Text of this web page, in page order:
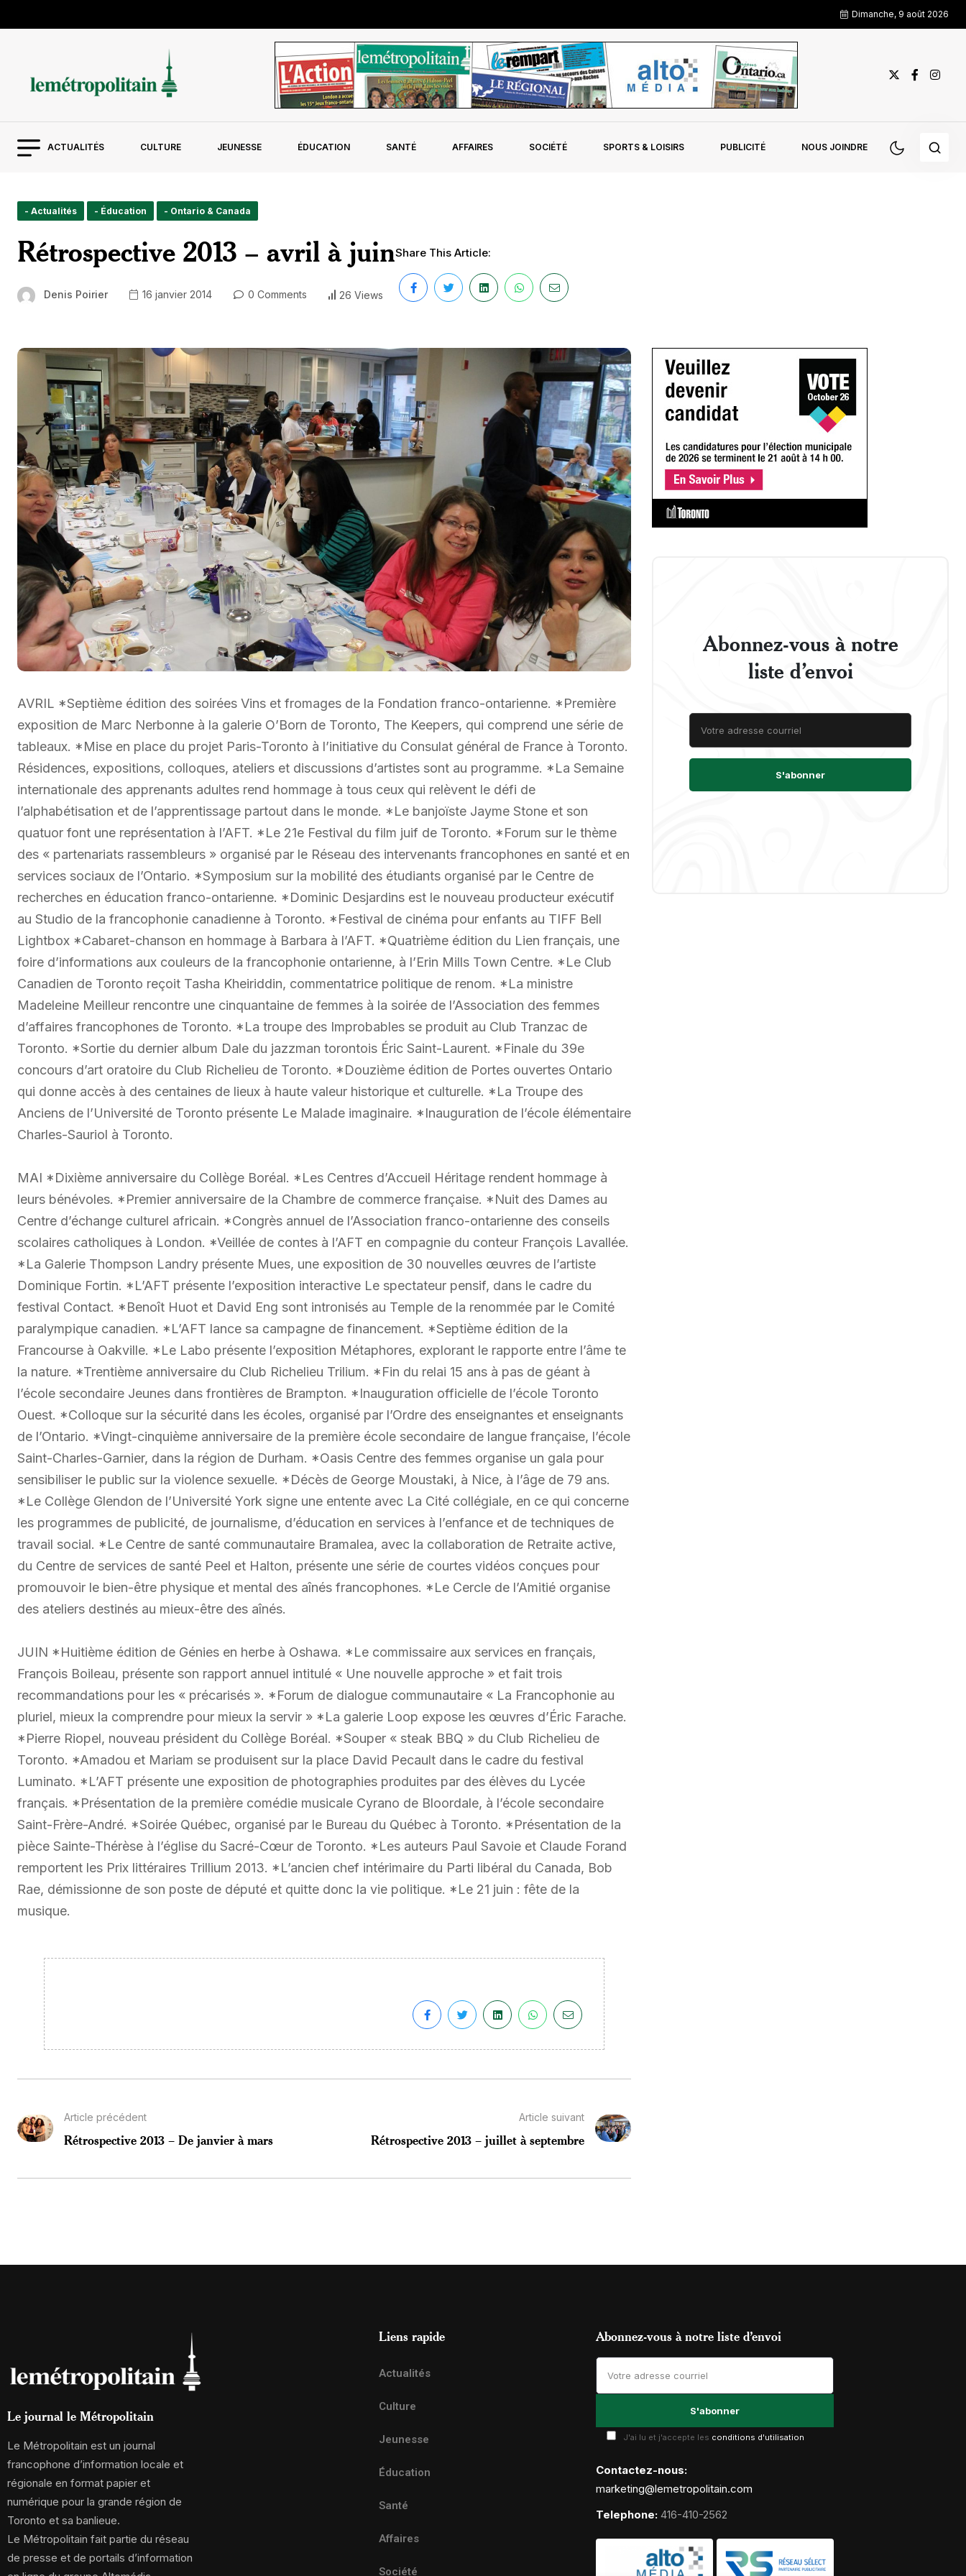
Dimanche, 9 août 2026
ACTUALITÉS CULTURE JEUNESSE ÉDUCATION SANTÉ AFFAIRES SOCIÉTÉ SPORTS & LOISIRS PUBLICITÉ NOUS JOINDRE
- Actualités - Éducation - Ontario & Canada
Rétrospective 2013 – avril à juin
Denis Poirier 16 janvier 2014 0 Comments 26 Views
Share This Article:
AVRIL *Septième édition des soirées Vins et fromages de la Fondation franco-ontarienne. *Première
exposition de Marc Nerbonne à la galerie O’Born de Toronto, The Keepers, qui comprend une série de
tableaux. *Mise en place du projet Paris-Toronto à l’initiative du Consulat général de France à Toronto.
Résidences, expositions, colloques, ateliers et discussions d’artistes sont au programme. *La Semaine
internationale des apprenants adultes rend hommage à tous ceux qui relèvent le défi de
l’alphabétisation et de l’apprentissage partout dans le monde. *Le banjoïste Jayme Stone et son
quatuor font une représentation à l’AFT. *Le 21e Festival du film juif de Toronto. *Forum sur le thème
des « partenariats rassembleurs » organisé par le Réseau des intervenants francophones en santé et en
services sociaux de l’Ontario. *Symposium sur la mobilité des étudiants organisé par le Centre de
recherches en éducation franco-ontarienne. *Dominic Desjardins est le nouveau producteur exécutif
au Studio de la francophonie canadienne à Toronto. *Festival de cinéma pour enfants au TIFF Bell
Lightbox *Cabaret-chanson en hommage à Barbara à l’AFT. *Quatrième édition du Lien français, une
foire d’informations aux couleurs de la francophonie ontarienne, à l’Erin Mills Town Centre. *Le Club
Canadien de Toronto reçoit Tasha Kheiriddin, commentatrice politique de renom. *La ministre
Madeleine Meilleur rencontre une cinquantaine de femmes à la soirée de l’Association des femmes
d’affaires francophones de Toronto. *La troupe des Improbables se produit au Club Tranzac de
Toronto. *Sortie du dernier album Dale du jazzman torontois Éric Saint-Laurent. *Finale du 39e
concours d’art oratoire du Club Richelieu de Toronto. *Douzième édition de Portes ouvertes Ontario
qui donne accès à des centaines de lieux à haute valeur historique et culturelle. *La Troupe des
Anciens de l’Université de Toronto présente Le Malade imaginaire. *Inauguration de l’école élémentaire
Charles-Sauriol à Toronto.
MAI *Dixième anniversaire du Collège Boréal. *Les Centres d’Accueil Héritage rendent hommage à
leurs bénévoles. *Premier anniversaire de la Chambre de commerce française. *Nuit des Dames au
Centre d’échange culturel africain. *Congrès annuel de l’Association franco-ontarienne des conseils
scolaires catholiques à London. *Veillée de contes à l’AFT en compagnie du conteur François Lavallée.
*La Galerie Thompson Landry présente Mues, une exposition de 30 nouvelles œuvres de l’artiste
Dominique Fortin. *L’AFT présente l’exposition interactive Le spectateur pensif, dans le cadre du
festival Contact. *Benoît Huot et David Eng sont intronisés au Temple de la renommée par le Comité
paralympique canadien. *L’AFT lance sa campagne de financement. *Septième édition de la
Francourse à Oakville. *Le Labo présente l’exposition Métaphores, explorant le rapporte entre l’âme te
la nature. *Trentième anniversaire du Club Richelieu Trilium. *Fin du relai 15 ans à pas de géant à
l’école secondaire Jeunes dans frontières de Brampton. *Inauguration officielle de l’école Toronto
Ouest. *Colloque sur la sécurité dans les écoles, organisé par l’Ordre des enseignantes et enseignants
de l’Ontario. *Vingt-cinquième anniversaire de la première école secondaire de langue française, l’école
Saint-Charles-Garnier, dans la région de Durham. *Oasis Centre des femmes organise un gala pour
sensibiliser le public sur la violence sexuelle. *Décès de George Moustaki, à Nice, à l’âge de 79 ans.
*Le Collège Glendon de l’Université York signe une entente avec La Cité collégiale, en ce qui concerne
les programmes de publicité, de journalisme, d’éducation en services à l’enfance et de techniques de
travail social. *Le Centre de santé communautaire Bramalea, avec la collaboration de Retraite active,
du Centre de services de santé Peel et Halton, présente une série de courtes vidéos conçues pour
promouvoir le bien-être physique et mental des aînés francophones. *Le Cercle de l’Amitié organise
des ateliers destinés au mieux-être des aînés.
JUIN *Huitième édition de Génies en herbe à Oshawa. *Le commissaire aux services en français,
François Boileau, présente son rapport annuel intitulé « Une nouvelle approche » et fait trois
recommandations pour les « précarisés ». *Forum de dialogue communautaire « La Francophonie au
pluriel, mieux la comprendre pour mieux la servir » *La galerie Loop expose les œuvres d’Éric Farache.
*Pierre Riopel, nouveau président du Collège Boréal. *Souper « steak BBQ » du Club Richelieu de
Toronto. *Amadou et Mariam se produisent sur la place David Pecault dans le cadre du festival
Luminato. *L’AFT présente une exposition de photographies produites par des élèves du Lycée
français. *Présentation de la première comédie musicale Cyrano de Bloordale, à l’école secondaire
Saint-Frère-André. *Soirée Québec, organisé par le Bureau du Québec à Toronto. *Présentation de la
pièce Sainte-Thérèse à l’église du Sacré-Cœur de Toronto. *Les auteurs Paul Savoie et Claude Forand
remportent les Prix littéraires Trillium 2013. *L’ancien chef intérimaire du Parti libéral du Canada, Bob
Rae, démissionne de son poste de député et quitte donc la vie politique. *Le 21 juin : fête de la
musique.
Article précédent
Rétrospective 2013 – De janvier à mars
Article suivant
Rétrospective 2013 – juillet à septembre
Abonnez-vous à notre
liste d’envoi
Le journal le Métropolitain
Le Métropolitain est un journal
francophone d’information locale et
régionale en format papier et
numérique pour la grande région de
Toronto et sa banlieue.
Le Métropolitain fait partie du réseau
de presse et de portails d’information
Liens rapide
Actualités
Culture
Jeunesse
Éducation
Santé
Affaires
Société
Abonnez-vous à notre liste d’envoi
J'ai lu et j'accepte les conditions d'utilisation
Contactez-nous:
marketing@lemetropolitain.com
Telephone: 416-410-2562